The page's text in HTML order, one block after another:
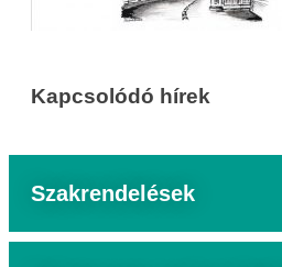
Kapcsolódó hírek
Szakrendelések